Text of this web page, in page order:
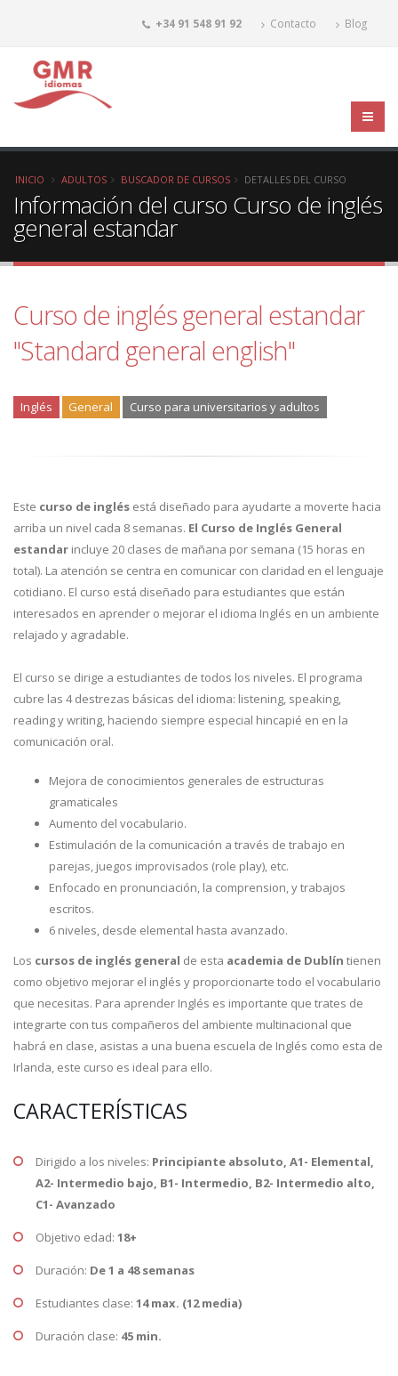
+34 91 548 91 92 Contacto Blog
INICIO ADULTOS BUSCADOR DE CURSOS DETALLES DEL CURSO
Información del curso Curso de inglés
general estandar
Curso de inglés general estandar
"Standard general english"
Inglés General Curso para universitarios y adultos
Este curso de inglés está diseñado para ayudarte a moverte hacia
arriba un nivel cada 8 semanas. El Curso de Inglés General
estandar incluye 20 clases de mañana por semana (15 horas en
total). La atención se centra en comunicar con claridad en el lenguaje
cotidiano. El curso está diseñado para estudiantes que están
interesados en aprender o mejorar el idioma Inglés en un ambiente
relajado y agradable.
El curso se dirige a estudiantes de todos los niveles. El programa
cubre las 4 destrezas básicas del idioma: listening, speaking,
reading y writing, haciendo siempre especial hincapié en en la
comunicación oral.
Mejora de conocimientos generales de estructuras
gramaticales
Aumento del vocabulario.
Estimulación de la comunicación a través de trabajo en
parejas, juegos improvisados (role play), etc.
Enfocado en pronunciación, la comprension, y trabajos
escritos.
6 niveles, desde elemental hasta avanzado.
Los cursos de inglés general de esta academia de Dublín tienen
como objetivo mejorar el inglés y proporcionarte todo el vocabulario
que necesitas. Para aprender Inglés es importante que trates de
integrarte con tus compañeros del ambiente multinacional que
habrá en clase, asistas a una buena escuela de Inglés como esta de
Irlanda, este curso es ideal para ello.
CARACTERÍSTICAS
Dirigido a los niveles: Principiante absoluto, A1- Elemental,
A2- Intermedio bajo, B1- Intermedio, B2- Intermedio alto,
C1- Avanzado
Objetivo edad: 18+
Duración: De 1 a 48 semanas
Estudiantes clase: 14 max. (12 media)
Duración clase: 45 min.